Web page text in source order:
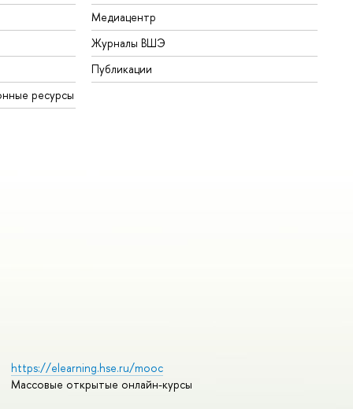
ресурсы
Медиацентр
Журналы ВШЭ
Публикации
https://elearning.hse.ru/mooc
Массовые открытые онлайн-курсы